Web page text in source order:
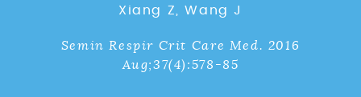
Xiang Z, Wang J
Semin Respir Crit Care Med. 2016
Aug;37(4):578-85